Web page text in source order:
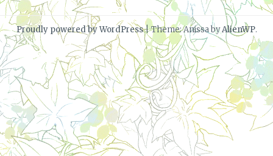
Proudly powered by WordPress|Theme: Anissa byAlienWP.